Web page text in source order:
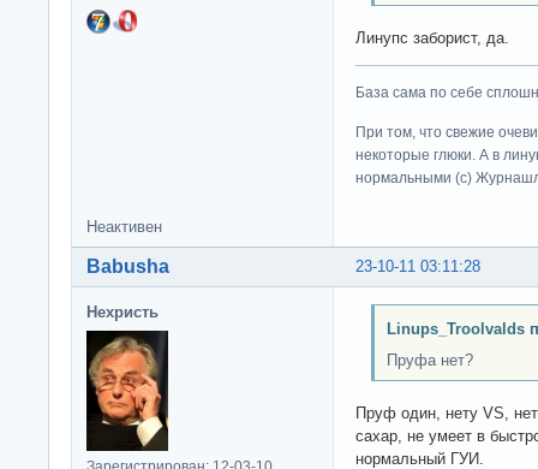
Линупс заборист, да.
База сама по себе
При том, что свежие
некоторые глюки. А в
нормальными (c)
Неактивен
23-10-11 03:11:28
Babusha
Нехристь
Linups_Troolvalds
Пруфа нет?
Пруф один, нету VS,
сахар, не умеет в
нормальный ГУИ.